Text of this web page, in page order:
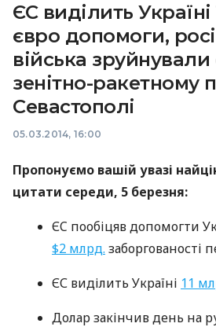
ЄС виділить
євро допомоги,
війська
зенітно-ракетному
Севастополі
05.03.2014, 16:00
Пропонуємо вашій увазі
цитати середи, 5 березня:
ЄC пообіцяв допомогти
$2 млрд. заборгованості
ЄС виділить Україні 11
Долар закінчив день на